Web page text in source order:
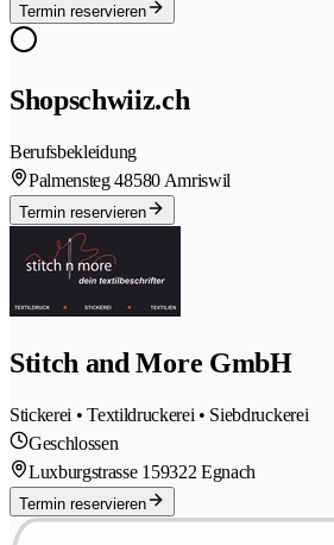
Termin reservieren
Shopschwiiz.ch
Berufsbekleidung
Palmensteg 48580 Amriswil
Termin reservieren
Stitch and More GmbH
Stickerei • Textildruckerei • Siebdruckerei
Geschlossen
Luxburgstrasse 159322 Egnach
Termin reservieren